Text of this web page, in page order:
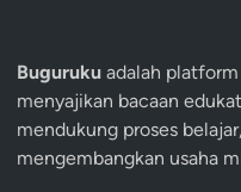
Buguruku adalah
menyajikan bacaan
mendukung proses
mengembangkan usaha